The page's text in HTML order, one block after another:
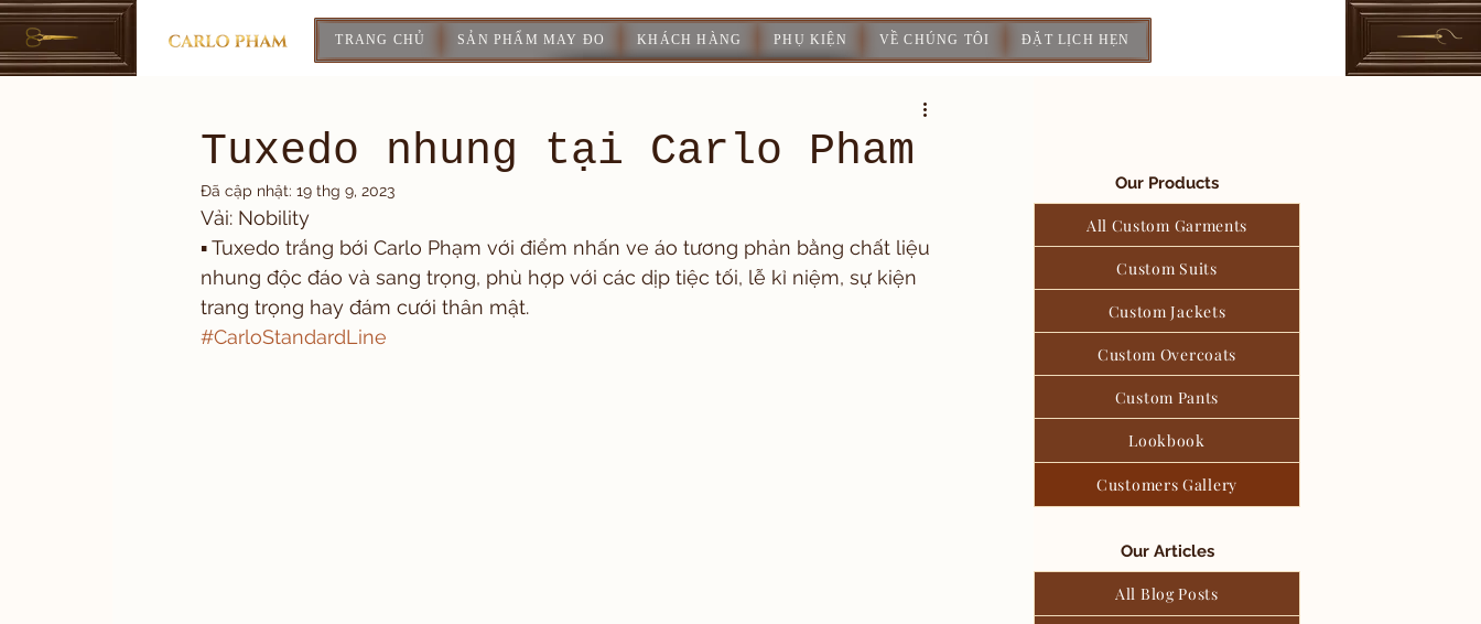
TRANG CHỦ SẢN PHẨM MAY ĐO KHÁCH HÀNG PHỤ KIỆN VỀ CHÚNG TÔI ĐẶT LỊCH HẸN
Tuxedo nhung tại Carlo Pham
Đã cập nhật: 19 thg 9, 2023
Vải: Nobility
▪️ Tuxedo trắng bới Carlo Phạm với điểm nhấn ve áo tương phản bằng chất liệu
nhung độc đáo và sang trọng, phù hợp với các dịp tiệc tối, lễ kỉ niệm, sự kiện
trang trọng hay đám cưới thân mật.
#CarloStandardLine
Our Products
All Custom Garments
Custom Suits
Custom Jackets
Custom Overcoats
Custom Pants
Lookbook
Customers Gallery
Our Articles
All Blog Posts